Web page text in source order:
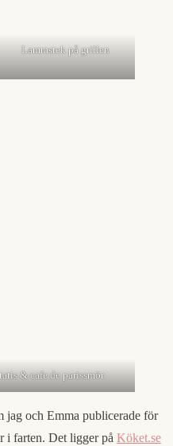
Lammstek på grillen
& cafe de parissmör.
jag och Emma publicerade för
i farten. Det ligger på Köket.se